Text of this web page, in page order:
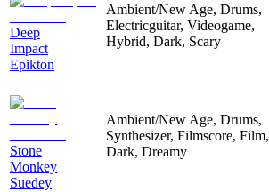
Deep
Impact
Epikton
Ambient/New Age, Drums,
Electricguitar, Videogame,
Hybrid, Dark, Scary
Stone
Monkey
Suedey
Ambient/New Age, Drums,
Synthesizer, Filmscore, Film,
Dark, Dreamy